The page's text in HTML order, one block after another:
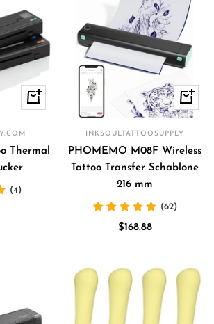
Schnellansicht
Thermal
(4)
In
den
INKSOULTATTOOSUPPLY
PHOMEMO M08F Wireless
Tattoo Transfer Schablone
216 mm
(62)
Angebotspreis
$168.88